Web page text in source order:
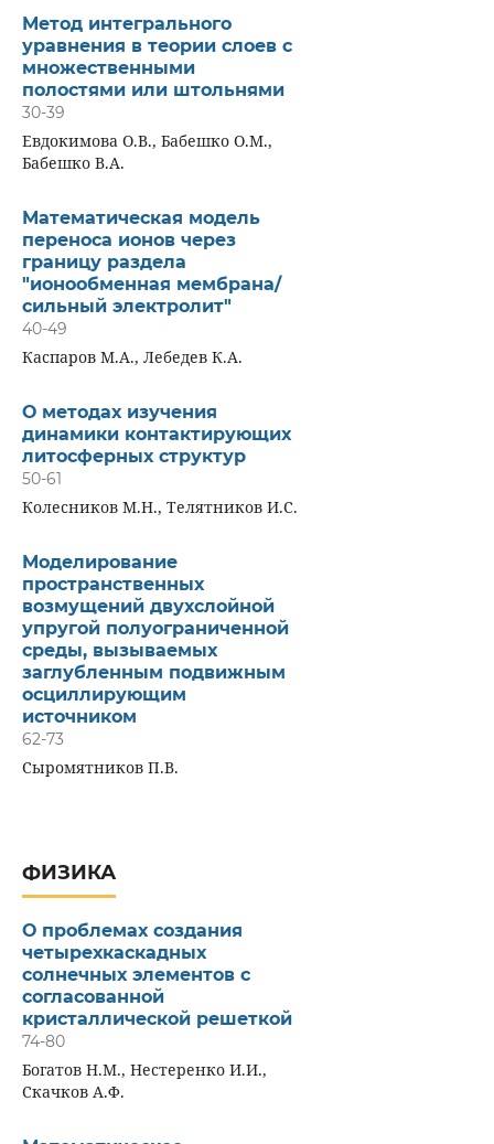
Метод интегрального
уравнения в теории слоев с
множественными
полостями или штольнями
30-39
Евдокимова О.В., Бабешко О.М.,
Бабешко В.А.
Математическая модель
переноса ионов через
границу раздела
"ионообменная мембрана/
сильный электролит"
40-49
Каспаров М.А., Лебедев К.А.
О методах изучения
динамики контактирующих
литосферных структур
50-61
Колесников М.Н., Телятников И.С.
Моделирование
пространственных
возмущений двухслойной
упругой полуограниченной
среды, вызываемых
заглубленным подвижным
осциллирующим
источником
62-73
Сыромятников П.В.
ФИЗИКА
О проблемах создания
четырехкаскадных
солнечных элементов с
согласованной
кристаллической решеткой
74-80
Богатов Н.М., Нестеренко И.И.,
Скачков А.Ф.